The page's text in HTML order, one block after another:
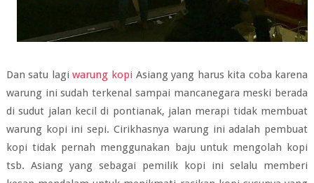
Dan satu lagiwarung kopi Asiang yang harus kita coba karena
warung ini sudah terkenal sampai mancanegara meski berada
di sudut jalan kecil di pontianak, jalan merapi tidak membuat
warung kopi ini sepi. Cirikhasnya warung ini adalah pembuat
kopi tidak pernah menggunakan baju untuk mengolah kopi
tsb. Asiang yang sebagai pemilik kopi ini selalu memberi